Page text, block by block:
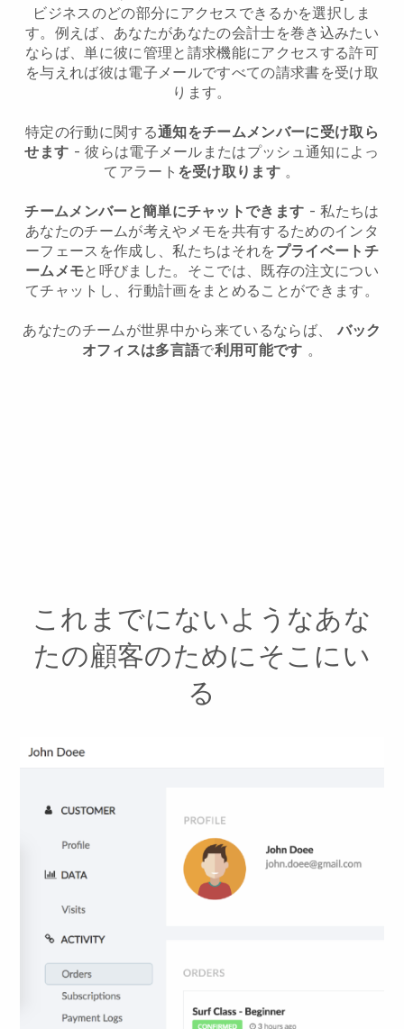
ビジネスのどの部分にアクセスできるかを選択しま
す。例えば、あなたがあなたの会計士を巻き込みたい
ならば、単に彼に管理と請求機能にアクセスする許可
を与えれば彼は電子メールですべての請求書を受け取
ります。
特定の行動に関する通知をチームメンバーに受け取ら
せます - 彼らは電子メールまたはプッシュ通知によっ
てアラート を受け取ります 。
チームメンバーと簡単にチャットできます - 私たちは
あなたのチームが考えやメモを共有するためのインタ
ーフェースを作成し、私たちはそれを プライベートチ
ームメモと呼びました。そこでは、既存の注文につい
てチャットし、行動計画をまとめることができます。
あなたのチームが世界中から来ているならば、 バック
オフィスは多言語で利用可能です 。
これまでにないようなあな
たの顧客のためにそこにい
る